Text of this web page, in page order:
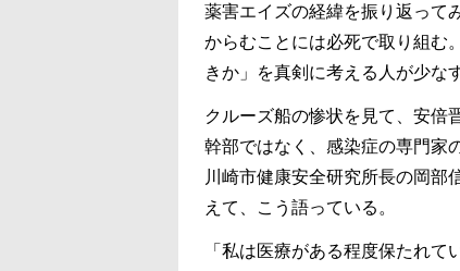
薬害エイズの経緯を振り返って
からむことには必死で取り組む
きか」を真剣に考える人が少な
クルーズ船の惨状を見て、安倍
幹部ではなく、感染症の専門家
川崎市健康安全研究所長の岡部
えて、こう語っている。
「私は医療がある程度保たれ